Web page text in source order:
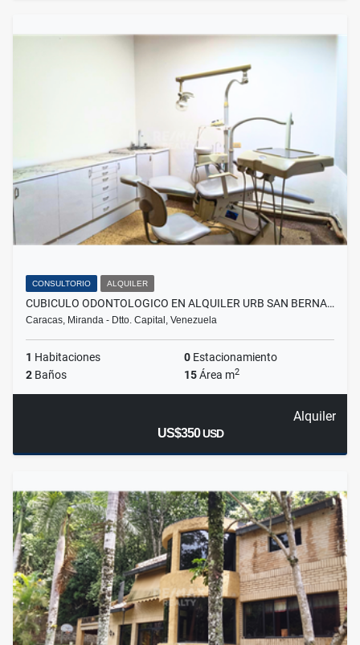
CONSULTORIO ALQUILER
CUBICULO ODONTOLOGICO EN ALQUILER URB SAN BERNA…
Caracas, Miranda - Dtto. Capital, Venezuela
1 Habitaciones 0 Estacionamiento
2 Baños 15Área m2
Alquiler
US$350USD